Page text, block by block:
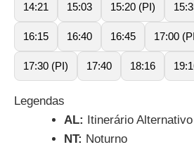
14:21 15:03 15:20 (PI)
16:15 16:40 16:45 17:00
17:30 (PI) 17:40 18:16
Legendas
AL: Itinerário Alternativo
NT: Noturno